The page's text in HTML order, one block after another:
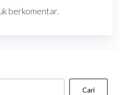
berkomentar.
Cari